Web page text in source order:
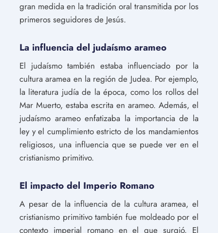
gran medida en la tradición oral transmitida por los
primeros seguidores de Jesús.
La influencia del judaísmo arameo
El judaísmo también estaba influenciado por la
cultura aramea en la región de Judea. Por ejemplo,
la literatura judía de la época, como los rollos del
Mar Muerto, estaba escrita en arameo. Además, el
judaísmo arameo enfatizaba la importancia de la
ley y el cumplimiento estricto de los mandamientos
religiosos, una influencia que se puede ver en el
cristianismo primitivo.
El impacto del Imperio Romano
A pesar de la influencia de la cultura aramea, el
cristianismo primitivo también fue moldeado por el
contexto imperial romano en el que surgió. El